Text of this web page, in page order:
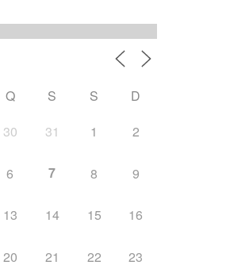
Q S S
D
30 31 1 2
6 7 8 9
13 14 15 16
20 21 22 23